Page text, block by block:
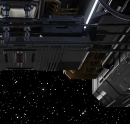
SPACELAB
SPACELAB
SPACELAB
SPACELAB